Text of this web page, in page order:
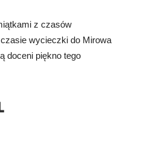
z czasów
wycieczki do Mirowa
doceni piękno tego